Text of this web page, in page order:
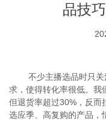
品技
不少主播选品时只
求，使得转化率很低。 我
但退货率超过30% ，反
选应季、高复购的产品，